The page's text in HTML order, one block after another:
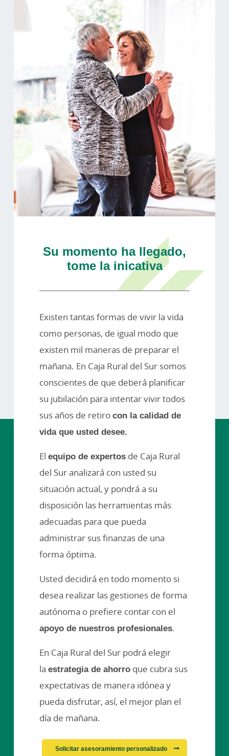
Su momento ha llegado,
tome la inicativa
Existen tantas formas de vivir la vida
como personas, de igual modo que
existen mil maneras de preparar el
mañana. En Caja Rural del Sur somos
conscientes de que deberá planificar
su jubilación para intentar vivir todos
sus años de retirocon la calidad de
vida que usted desee.
El equipo de expertos de Caja Rural
del Sur analizará con usted su
situación actual, y pondrá a su
disposición las herramientas más
adecuadas para que pueda
administrar sus finanzas de una
forma óptima.
Usted decidirá en todo momento si
desea realizar las gestiones de forma
autónoma o prefiere contar con el
apoyo de nuestros profesionales.
En Caja Rural del Sur podrá elegir
la estrategia de ahorro que cubra sus
expectativas de manera idónea y
pueda disfrutar, así, el mejor plan el
día de mañana.
Solicitar asesoramiento personalizado